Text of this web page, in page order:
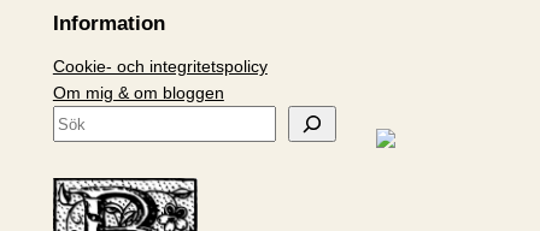
Information
Cookie- och integritetspolicy
Om mig & om bloggen
S
k